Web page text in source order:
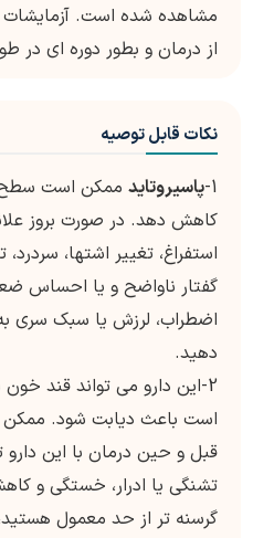
مشاهده شده است. آزمایشات
از درمان و بطور دوره ای در
نکات قابل توصیه
1- پاسیروتاید ممکن است سطح
کاهش دهد. در صورت بروز
استفراغ، تغییر اشتها،
گفتار ناواضح و یا احساس
اضطراب، لرزش یا سبک سری
دهید.
2-این دارو می تواند قند خون
است باعث دیابت شود.
قبل و حین درمان با این
تشنگی یا ادرار، خستگی و
گرسنه تر از حد معمول